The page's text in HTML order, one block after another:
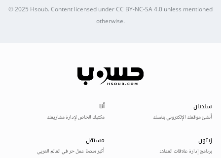
© 2025Hsoub.Content licensed underCC BY-NC-SA 4.0unless mentioned
otherwise.